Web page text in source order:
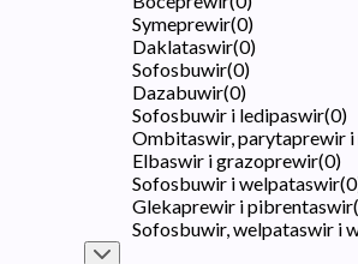
Symeprewir(0)
Daklataswir(0)
Sofosbuwir(0)
Dazabuwir(0)
Sofosbuwir i ledipaswir(0)
Ombitaswir, parytaprewir
Elbaswir i grazoprewir(0)
Sofosbuwir i welpataswir(0
Glekaprewir i pibrentaswir(
Sofosbuwir, welpataswir i